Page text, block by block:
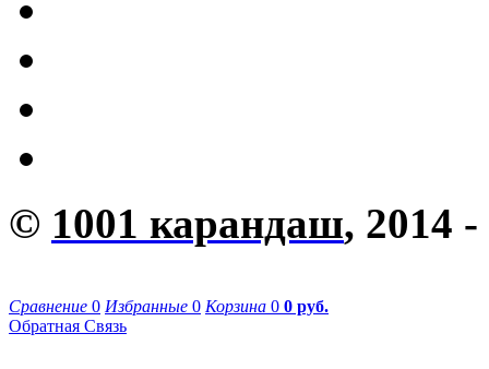
© 1001 карандаш, 2014 -
Сравнение 0 Избранные 0 Корзина 0 0 руб.
Обратная Связь